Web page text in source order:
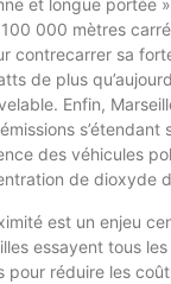
et longue portée
000 mètres
contrecarrer sa
de plus
Enfin,
s’étendant
des véhicules
de dioxyde
est un enjeu
essayent tous
pour réduire les